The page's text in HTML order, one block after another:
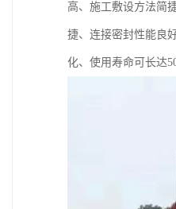
高、施工敷设方法简
捷、连接密封性能良
化、使用寿命可长达